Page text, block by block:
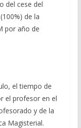
del cese del
de la
por año de
el tiempo de
el profesor en el
y de la
Magisterial.